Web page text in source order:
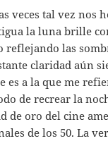
veces tal vez nos
la luna brille
reflejando las
claridad aún
es a la que me
de recrear la
de oro del cine
de los 50. La